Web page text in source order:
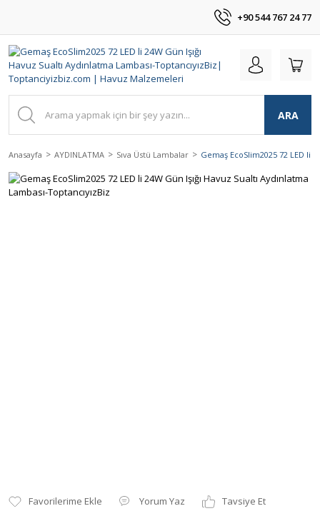
+90 544 767 24 77
ARA
Anasayfa AYDINLATMA Sıva Üstü Lambalar Gemaş EcoSlim2025 72 LED li
Yorum Yaz
Tavsiye Et